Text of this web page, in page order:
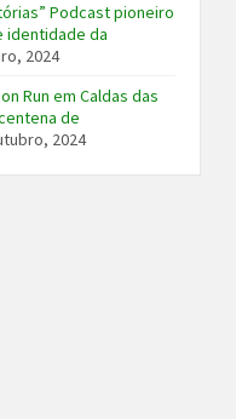
Podcast pioneiro
identidade da
2024
Run em Caldas das
de
2024